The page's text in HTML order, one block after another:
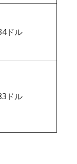
ドル
ドル